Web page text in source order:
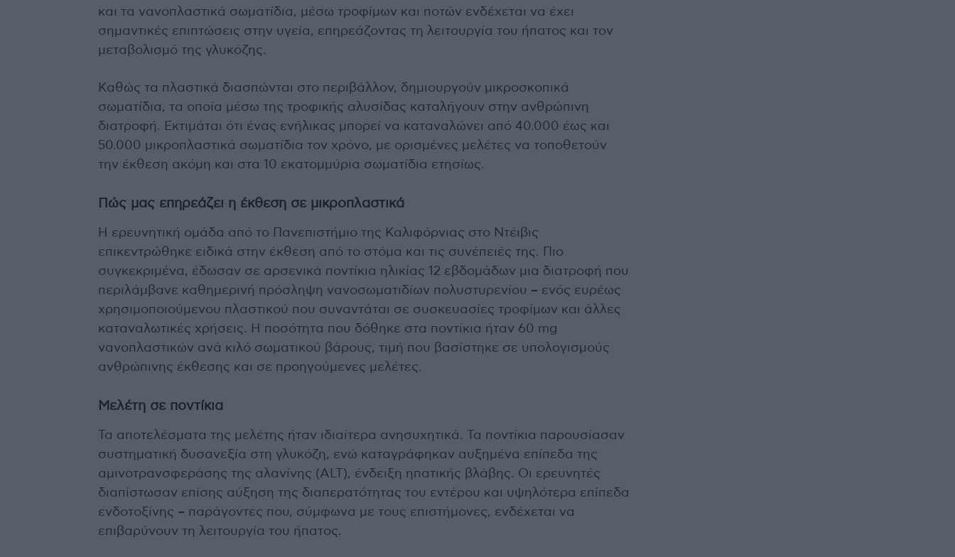
και τα νανοπλαστικά σωματίδια, μέσω τροφίμων και ποτών ενδέχεται να έχει
σημαντικές επιπτώσεις στην υγεία, επηρεάζοντας τη λειτουργία του ήπατος και τον
μεταβολισμό της γλυκόζης.
Καθώς τα πλαστικά διασπώνται στο περιβάλλον, δημιουργούν μικροσκοπικά
σωματίδια, τα οποία μέσω της τροφικής αλυσίδας καταλήγουν στην ανθρώπινη
διατροφή. Εκτιμάται ότι ένας ενήλικας μπορεί να καταναλώνει από 40.000 έως και
50.000 μικροπλαστικά σωματίδια τον χρόνο, με ορισμένες μελέτες να τοποθετούν
την έκθεση ακόμη και στα 10 εκατομμύρια σωματίδια ετησίως.
Πώς μας επηρεάζει η έκθεση σε μικροπλαστικά
Η ερευνητική ομάδα από το Πανεπιστήμιο της Καλιφόρνιας στο Ντέιβις
επικεντρώθηκε ειδικά στην έκθεση από το στόμα και τις συνέπειές της. Πιο
συγκεκριμένα, έδωσαν σε αρσενικά ποντίκια ηλικίας 12 εβδομάδων μια διατροφή που
περιλάμβανε καθημερινή πρόσληψη νανοσωματιδίων πολυστυρενίου – ενός ευρέως
χρησιμοποιούμενου πλαστικού που συναντάται σε συσκευασίες τροφίμων και άλλες
καταναλωτικές χρήσεις. Η ποσότητα που δόθηκε στα ποντίκια ήταν 60 mg
νανοπλαστικών ανά κιλό σωματικού βάρους, τιμή που βασίστηκε σε υπολογισμούς
ανθρώπινης έκθεσης και σε προηγούμενες μελέτες.
Μελέτη σε ποντίκια
Τα αποτελέσματα της μελέτης ήταν ιδιαίτερα ανησυχητικά. Τα ποντίκια παρουσίασαν
συστηματική δυσανεξία στη γλυκόζη, ενώ καταγράφηκαν αυξημένα επίπεδα της
αμινοτρανσφεράσης της αλανίνης (ALT), ένδειξη ηπατικής βλάβης. Οι ερευνητές
διαπίστωσαν επίσης αύξηση της διαπερατότητας του εντέρου και υψηλότερα επίπεδα
ενδοτοξίνης – παράγοντες που, σύμφωνα με τους επιστήμονες, ενδέχεται να
επιβαρύνουν τη λειτουργία του ήπατος.